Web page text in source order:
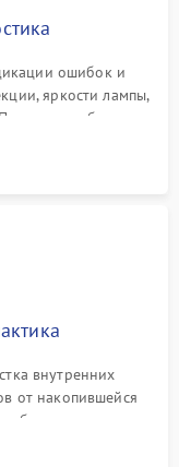
ошибок и
яркости лампы,
работы
вентиляторов.
внутренних
от накопившейся
балласта лампы и
или вздутых